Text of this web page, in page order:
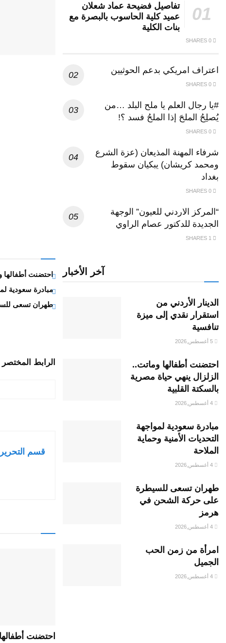
احتضنت أطفالها
مبادرة سعودية
طهران تسعى
الرابط المختصر
قسم التحرير
احتضنت
تفاصيل فضيحة عماد شعلان
عميد كلية الحاسوب بالبصرة مع
بنات الكلية
اعتراف امريكي بدعم الحوثيين
#يا رجال العلم يا ملح البلد …من
يُصلِحُ الملحَ إذا الملحُ فسد ؟!
شرفاء المهنة المذيعان (عزة الشرع
ومحمد كريشان) يبكيان سقوط
بغداد
“المركز الاردني للعيون” الوجهة
الجديدة للدكتور عصام الراوي
آخر الأخبار
الدينار الأردني من
استقرار نقدي إلى ميزة
تنافسية
احتضنت أطفالها وماتت..
الزلزال ينهي حياة مصرية
بالسكتة القلبية
مبادرة سعودية لمواجهة
التحديات الأمنية وحماية
الملاحة
طهران تسعى للسيطرة
على حركة الشحن في
هرمز
امرأة من زمن الحب
الجميل